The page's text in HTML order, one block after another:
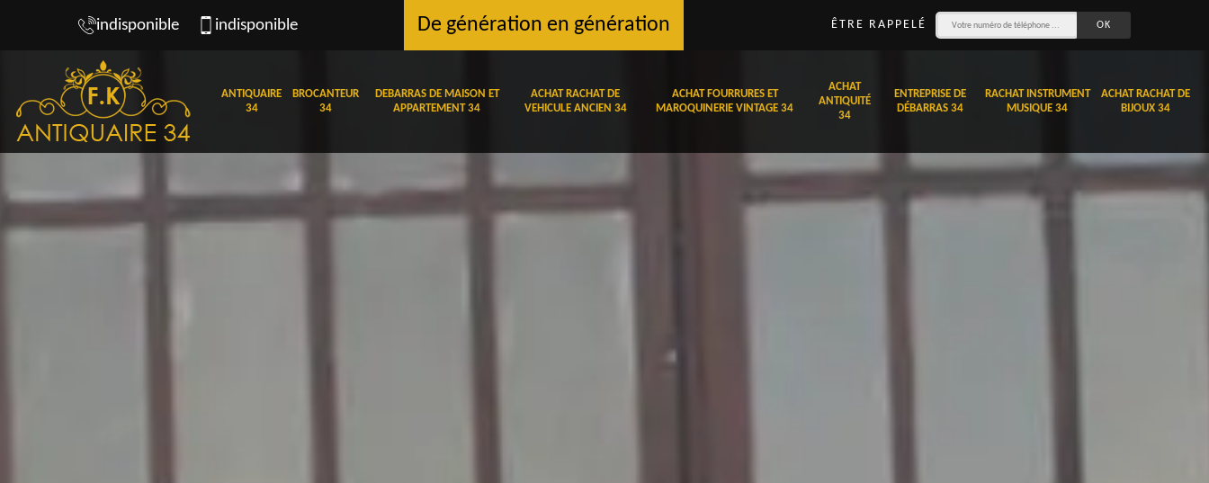
indisponible indisponible De génération en génération ÊTRE RAPPELÉ
ANTIQUAIRE
34
BROCANTEUR
34
DEBARRAS DE MAISON ET
APPARTEMENT 34
ACHAT RACHAT DE
VEHICULE ANCIEN 34
ACHAT FOURRURES ET
MAROQUINERIE VINTAGE 34
ACHAT
ANTIQUITÉ
34
ENTREPRISE DE
DÉBARRAS 34
RACHAT INSTRUMENT
MUSIQUE 34
ACHAT RACHAT DE
BIJOUX 34